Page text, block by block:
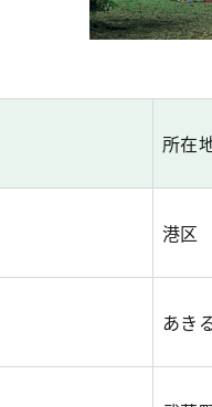
所在
港区
あき